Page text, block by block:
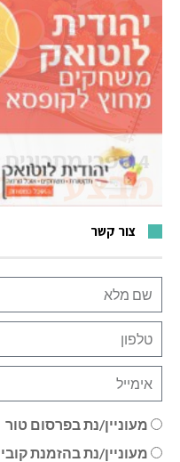
צור קשר
מעוניין/נת בפרסום טור
מעוניין/נת בהזמנת